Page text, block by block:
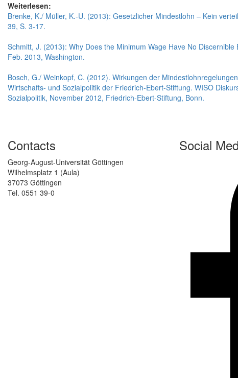
Weiterlesen:
Brenke, K./ Müller, K.-U. (2013): Gesetzlicher Mindestlohn – Kein
39, S. 3-17.
Schmitt, J. (2013): Why Does the Minimum Wage Have No
Feb. 2013, Washington.
Bosch, G./ Weinkopf, C. (2012). Wirkungen der
Wirtschafts- und Sozialpolitik der Friedrich-Ebert-Stiftung. WISO
Sozialpolitik, November 2012, Friedrich-Ebert-Stiftung, Bonn.
Contacts
Georg-August-Universität Göttingen
Wilhelmsplatz 1 (Aula)
37073 Göttingen
Tel. 0551 39-0
Social